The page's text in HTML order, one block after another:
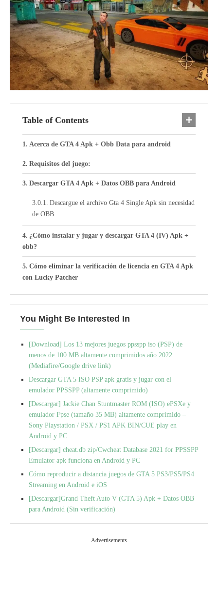
Table of Contents
Acerca de GTA 4 Apk + Obb Data para android
Requisitos del juego:
Descargar GTA 4 Apk + Datos OBB para Android
Descargue el archivo Gta 4 Single Apk sin necesidad
de OBB
¿Cómo instalar y jugar y descargar GTA 4 (IV) Apk +
obb?
Cómo eliminar la verificación de licencia en GTA 4 Apk
con Lucky Patcher
You Might Be Interested In
[Download] Los 13 mejores juegos ppsspp iso (PSP) de
menos de 100 MB altamente comprimidos año 2022
(Mediafire/Google drive link)
Descargar GTA 5 ISO PSP apk gratis y jugar con el
emulador PPSSPP (altamente comprimido)
[Descargar] Jackie Chan Stuntmaster ROM (ISO) ePSXe y
emulador Fpse (tamaño 35 MB) altamente comprimido –
Sony Playstation / PSX / PS1 APK BIN/CUE play en
Android y PC
[Descargar] cheat.db zip/Cwcheat Database 2021 for PPSSPP
Emulator apk funciona en Android y PC
Cómo reproducir a distancia juegos de GTA 5 PS3/PS5/PS4
Streaming en Android e iOS
[Descargar]Grand Theft Auto V (GTA 5) Apk + Datos OBB
para Android (Sin verificación)
Advertisements